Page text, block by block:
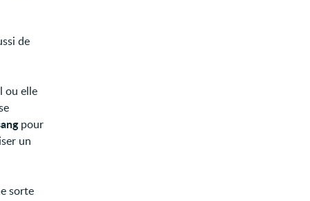
de
ou elle
pour
un
sorte